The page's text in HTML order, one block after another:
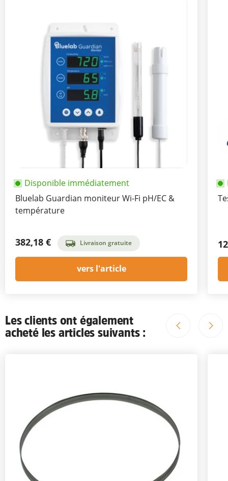
Disponible immédiatement
Bluelab Guardian moniteur Wi-Fi pH/EC &
température
382,18 € Livraison gratuite
vers l'article
Les clients ont également
acheté les articles suivants :